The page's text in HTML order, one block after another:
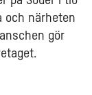
och närheten
gör